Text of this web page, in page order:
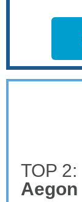
TOP 2:
Aegon